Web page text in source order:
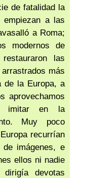
de fatalidad la
empiezan a las
a Roma;
modernos de
las
más
de la Europa, a
aprovechamos
imitar en la
Muy poco
recurrían
imágenes, e
ellos ni nadie
devotas